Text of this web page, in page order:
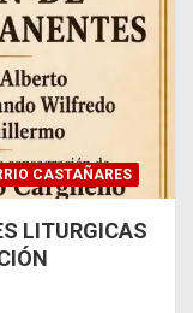
CASTAÑARES
LITURGICAS